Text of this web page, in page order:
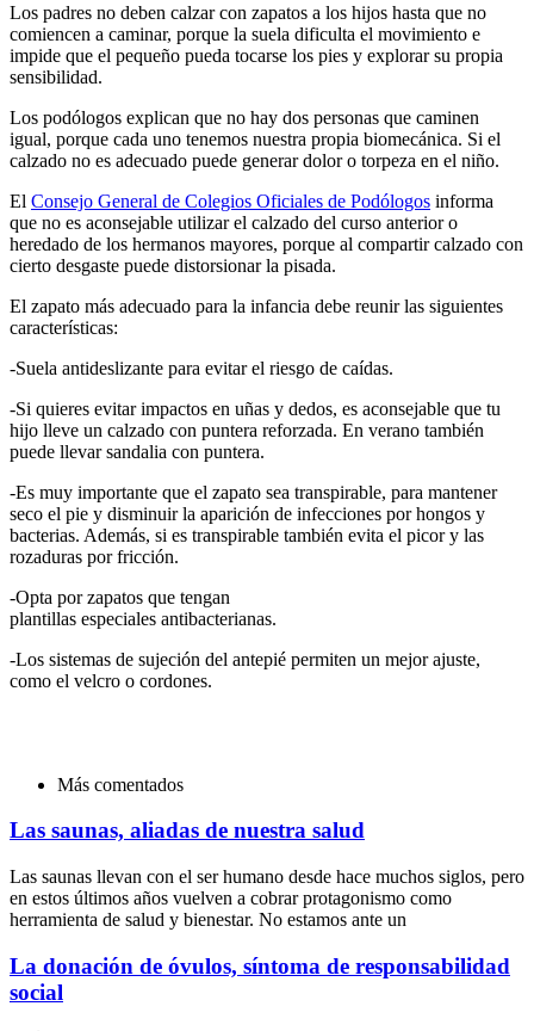
Los padres no deben calzar con zapatos a los hijos hasta que no
comiencen a caminar, porque la suela dificulta el movimiento e
impide que el pequeño pueda tocarse los pies y explorar su propia
sensibilidad.
Los podólogos explican que no hay dos personas que caminen
igual, porque cada uno tenemos nuestra propia biomecánica. Si el
calzado no es adecuado puede generar dolor o torpeza en el niño.
El Consejo General de Colegios Oficiales de Podólogos informa
que no es aconsejable utilizar el calzado del curso anterior o
heredado de los hermanos mayores, porque al compartir calzado con
cierto desgaste puede distorsionar la pisada.
El zapato más adecuado para la infancia debe reunir las siguientes
características:
-Suela antideslizante para evitar el riesgo de caídas.
-Si quieres evitar impactos en uñas y dedos, es aconsejable que tu
hijo lleve un calzado con puntera reforzada. En verano también
puede llevar sandalia con puntera.
-Es muy importante que el zapato sea transpirable, para mantener
seco el pie y disminuir la aparición de infecciones por hongos y
bacterias. Además, si es transpirable también evita el picor y las
rozaduras por fricción.
-Opta por zapatos que tengan
plantillas especiales antibacterianas.
-Los sistemas de sujeción del antepié permiten un mejor ajuste,
como el velcro o cordones.
Más comentados
Las saunas, aliadas de nuestra salud
Las saunas llevan con el ser humano desde hace muchos siglos, pero
en estos últimos años vuelven a cobrar protagonismo como
herramienta de salud y bienestar. No estamos ante un
La donación de óvulos, síntoma de responsabilidad
social